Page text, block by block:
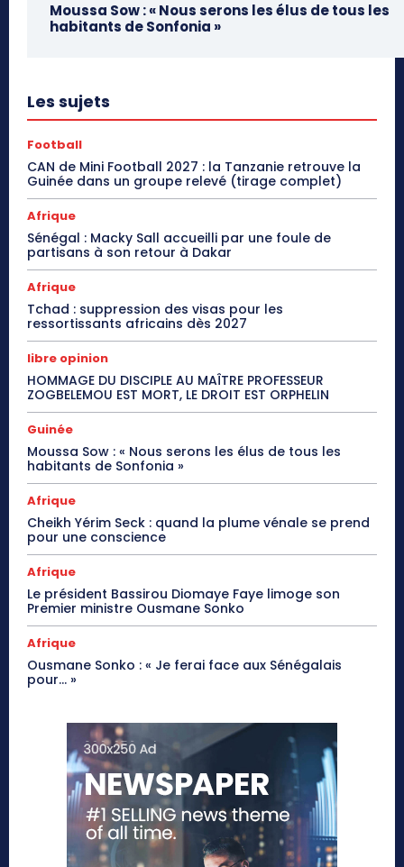
Moussa Sow : « Nous serons les élus de tous les
habitants de Sonfonia »
Les sujets
Football
CAN de Mini Football 2027 : la Tanzanie retrouve la
Guinée dans un groupe relevé (tirage complet)
Afrique
Sénégal : Macky Sall accueilli par une foule de
partisans à son retour à Dakar
Afrique
Tchad : suppression des visas pour les
ressortissants africains dès 2027
libre opinion
HOMMAGE DU DISCIPLE AU MAÎTRE PROFESSEUR
ZOGBELEMOU EST MORT, LE DROIT EST ORPHELIN
Guinée
Moussa Sow : « Nous serons les élus de tous les
habitants de Sonfonia »
Afrique
Cheikh Yérim Seck : quand la plume vénale se prend
pour une conscience
Afrique
Le président Bassirou Diomaye Faye limoge son
Premier ministre Ousmane Sonko
Afrique
Ousmane Sonko : « Je ferai face aux Sénégalais
pour… »